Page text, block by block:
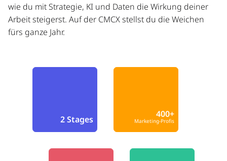
wie du mit Strategie, KI und Daten die Wirkung deiner
Arbeit steigerst. Auf der CMCX stellst du die Weichen
fürs ganze Jahr.
2 Stages 400+
Marketing-Profis